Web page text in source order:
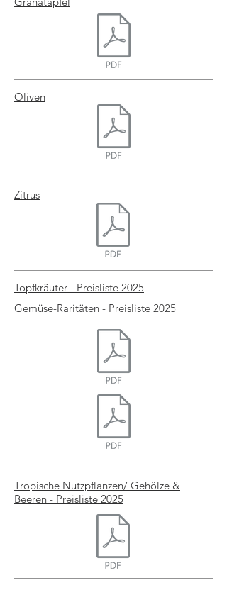
Oliven
Zitrus
Topfkräuter - Preisliste 2025
Gemüse-Raritäten - Preisliste 2025
Tropische Nutzpflanzen/ Gehölze &
Beeren - Preisliste 2025